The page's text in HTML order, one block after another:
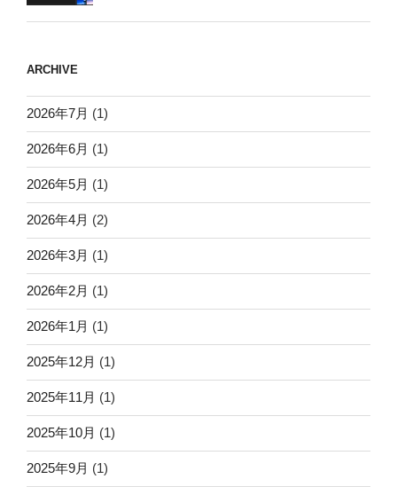
ARCHIVE
2026年7月 (1)
2026年6月 (1)
2026年5月 (1)
2026年4月 (2)
2026年3月 (1)
2026年2月 (1)
2026年1月 (1)
2025年12月 (1)
2025年11月 (1)
2025年10月 (1)
2025年9月 (1)